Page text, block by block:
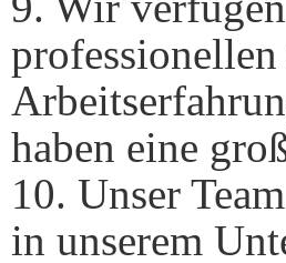
haben eine
10. Unser
in unserem